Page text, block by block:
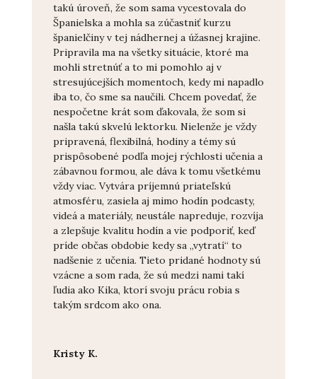
takú úroveň, že som sama vycestovala do
Španielska a mohla sa zúčastniť kurzu
španielčiny v tej nádhernej a úžasnej krajine.
Pripravila ma na všetky situácie, ktoré ma
mohli stretnúť a to mi pomohlo aj v
stresujúcejších momentoch, kedy mi napadlo
iba to, čo sme sa naučili. Chcem povedať, že
nespočetne krát som ďakovala, že som si
našla takú skvelú lektorku. Nielenže je vždy
pripravená, flexibilná, hodiny a témy sú
prispôsobené podľa mojej rýchlosti učenia a
zábavnou formou, ale dáva k tomu všetkému
vždy viac. Vytvára príjemnú priateľskú
atmosféru, zasiela aj mimo hodín podcasty,
videá a materiály, neustále napreduje, rozvíja
a zlepšuje kvalitu hodín a vie podporiť, keď
príde občas obdobie kedy sa „vytratí“ to
nadšenie z učenia. Tieto pridané hodnoty sú
vzácne a som rada, že sú medzi nami takí
ľudia ako Kika, ktorí svoju prácu robia s
takým srdcom ako ona.
Kristy K.